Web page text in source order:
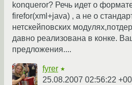
konqueror? Речь идет о
firefor(xml+java) , а не о
нетскейповских
давно реализована в конке.
предложения....
fyrer ★
25.08.2007 02:56:22